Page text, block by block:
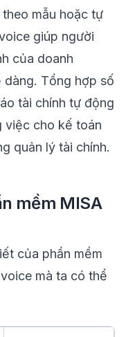
mẫu hoặc tự
giúp người
của doanh
Tổng hợp số
tài chính tự động
việc cho kế toán
quản lý tài chính.
mềm MISA
của phần mềm
mà ta có thể